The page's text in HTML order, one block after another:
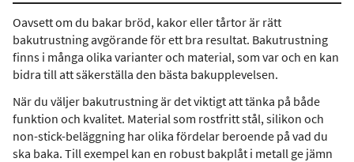
Oavsett om du bakar bröd, kakor eller tårtor är rätt
bakutrustning avgörande för ett bra resultat. Bakutrustning
finns i många olika varianter och material, som var och en kan
bidra till att säkerställa den bästa bakupplevelsen.
När du väljer bakutrustning är det viktigt att tänka på både
funktion och kvalitet. Material som rostfritt stål, silikon och
non-stick-beläggning har olika fördelar beroende på vad du
ska baka. Till exempel kan en robust bakplåt i metall ge jämn